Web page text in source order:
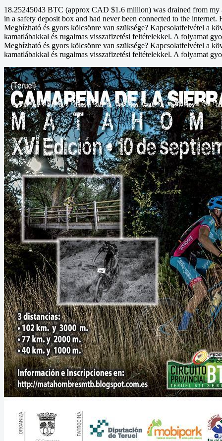
18.25245043 BTC (approx CAD $1.6 million) was drained from
in a safety deposit box and had never been connected to the
Megbízható és gyors kölcsönre van szüksége? Kapcsolatfelvétel a
kamatlábakkal és rugalmas visszafizetési feltételekkel. A folyamat
Megbízható és gyors kölcsönre van szüksége? Kapcsolatfelvétel a
kamatlábakkal és rugalmas visszafizetési feltételekkel. A folyamat